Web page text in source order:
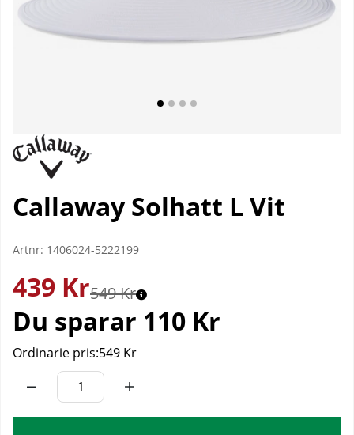
Callaway Solhatt L Vit
Artnr: 1406024-5222199
439 Kr549 Kr
Du sparar 110 Kr
Ordinarie pris:549 Kr